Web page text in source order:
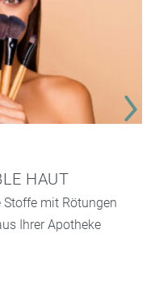
HAUT
mit Rötungen
Ihrer Apotheke